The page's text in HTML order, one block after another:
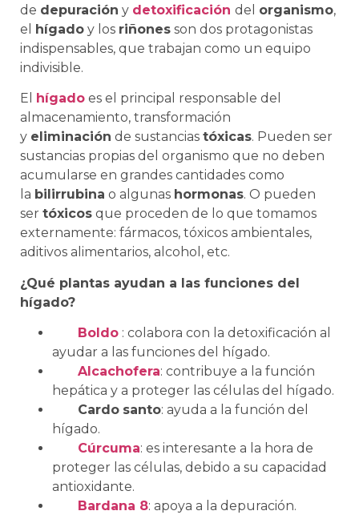
de depuración y detoxificación del organismo,
el hígado y los riñones son dos protagonistas
indispensables, que trabajan como un equipo
indivisible.
El hígado es el principal responsable del
almacenamiento, transformación
y eliminación de sustancias tóxicas. Pueden ser
sustancias propias del organismo que no deben
acumularse en grandes cantidades como
la bilirrubina o algunas hormonas. O pueden
ser tóxicos que proceden de lo que tomamos
externamente: fármacos, tóxicos ambientales,
aditivos alimentarios, alcohol, etc.
¿Qué plantas ayudan a las funciones del
hígado?
Boldo : colabora con la detoxificación al
ayudar a las funciones del hígado.
Alcachofera: contribuye a la función
hepática y a proteger las células del hígado.
Cardo santo: ayuda a la función del
hígado.
Cúrcuma: es interesante a la hora de
proteger las células, debido a su capacidad
antioxidante.
Bardana 8: apoya a la depuración.